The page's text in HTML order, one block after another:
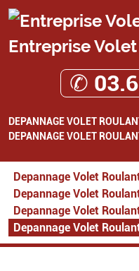
Entreprise
✆
DEPANNAGE VOLET
DEPANNAGE VOLET
Depannage Volet
Depannage Volet
Depannage Volet
Depannage Volet